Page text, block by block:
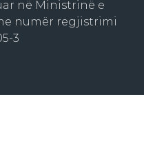
në Ministrinë e
numër regjistrimi
3